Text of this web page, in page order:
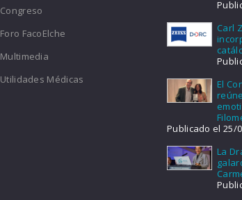
Congreso
Foro FacoElche
Multimedia
Utilidades Médicas
Carl
El
Publicado el 25/
La